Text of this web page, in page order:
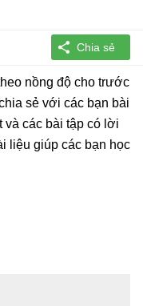
nồng độ cho trước
sẻ với các bạn bài
và các bài tập có lời
liệu giúp các bạn học